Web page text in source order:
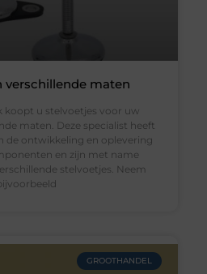
verschillende maten
koopt u stelvoetjes voor uw
maten. Deze specialist heeft
de ontwikkeling en oplevering
en zijn met name
stelvoetjes. Neem
GROOTHANDEL